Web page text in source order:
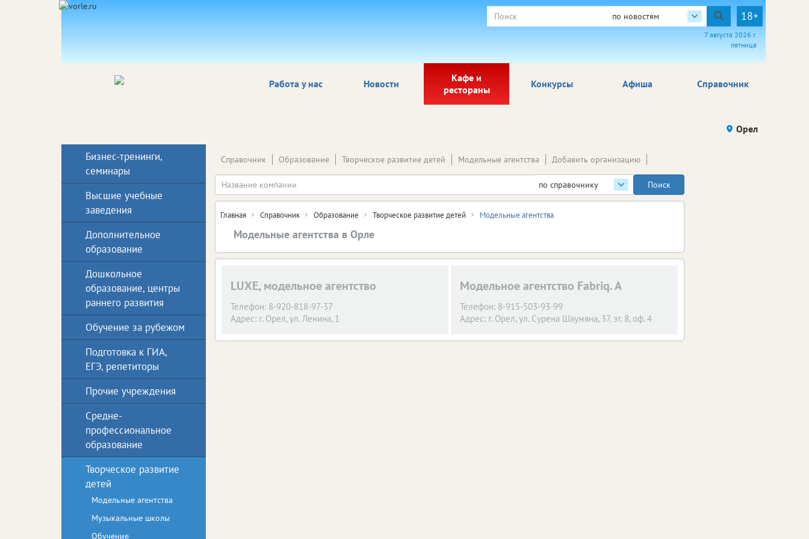
по новостям 18+
7 августа 2026 г.
пятница
Работа у нас Новости
Кафе и
рестораны
Афиша Справочник
Конкурсы
Орел
по справочнику
Справочник Образование Творческое развитие детей Модельные агентства Добавить организацию
Главная Справочник Образование Творческое развитие детей Модельные агентства
Модельные агентства в Орле
LUXE, модельное агентство
Телефон: 8-920-818-97-37
Адрес: г. Орел, ул. Ленина, 1
Модельное агентство Fabriq. A
Телефон: 8-915-503-93-99
Адрес: г. Орел, ул. Сурена Шаумяна, 37, эт. 8, оф. 4
Бизнес-тренинги,
семинары
Высшие учебные
заведения
Дополнительное
образование
Дошкольное
образование, центры
раннего развития
Обучение за рубежом
Подготовка к ГИА,
ЕГЭ, репетиторы
Прочие учреждения
Средне-
профессиональное
образование
Творческое развитие
детей
Модельные агентства
Музыкальные школы
Обучение